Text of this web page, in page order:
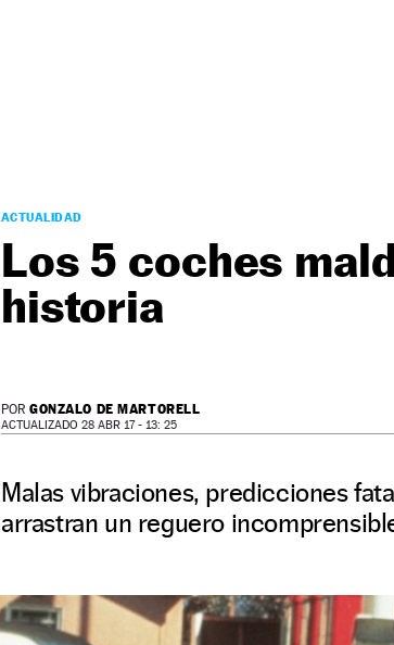
ACTUALIDAD
Los 5 coches
historia
POR GONZALO DE MARTORELL
ACTUALIZADO 28 ABR 17 - 13: 25
Malas vibraciones, predicciones
arrastran un reguero